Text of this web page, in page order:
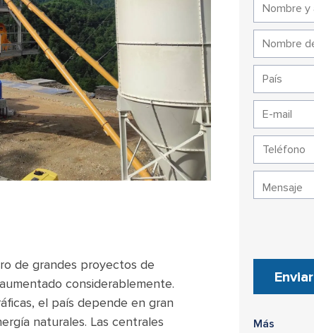
de grandes proyectos de
considerablemente.
el país depende en gran
naturales. Las centrales
Enviar
Más